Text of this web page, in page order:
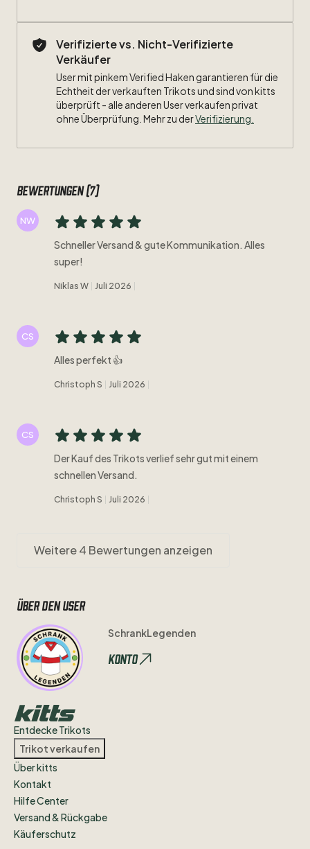
Zustand:6​/​10
Beflockung:#8Frings
Besonderheiten:BundesligaPatch
Verifizierte vs. Nicht-Verifizierte
Verkäufer
User mit pinkem Verified Haken garantieren für die
Echtheit der verkauften Trikots und sind von kitts
überprüft - alle anderen User verkaufen privat
ohne Überprüfung. Mehr zu derVerifizierung.
Bewertungen (7)
NW
Schneller Versand & gute Kommunikation. Alles
super!
Niklas W Juli 2026
CS
Alles perfekt 👍
Christoph S Juli 2026
CS
Der Kauf des Trikots verlief sehr gut mit einem
schnellen Versand.
Christoph S Juli 2026
Weitere 4 Bewertungen anzeigen
Über den user
SchrankLegenden
Konto
Entdecke Trikots
Trikot verkaufen
Über kitts
Kontakt
Hilfe Center
Versand & Rückgabe
Käuferschutz